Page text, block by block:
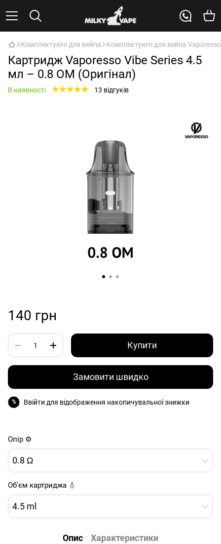
Комплектуючі для вейпа Комплектуючі для вейпа Vaporesso
Картридж Vaporesso Vibe Series 4.5
мл – 0.8 ОМ (Оригінал)
В наявності 13 відгуків
140 грн
Купити
Замовити швидко
% Ввійти для відображення накопичувальної знижки
Опір ⚙️
0.8 Ω
Об'єм картриджа 💧
4.5 ml
Опис Характеристики